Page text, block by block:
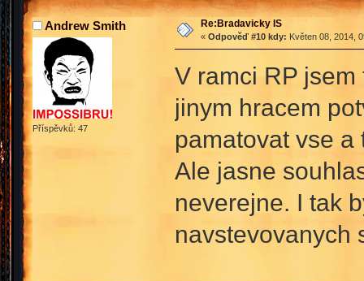
Andrew Smith
Příspěvků: 47
Re:Bradavicky IS
« Odpověď #10 kdy: Květen 08, 2014,
V ramci RP
jinym hracem
pamatovat vse
Ale jasne
neverejne. I tak
navstevovanych